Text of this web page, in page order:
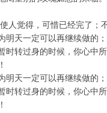
人觉得，可惜已经完了；
明天一定可以再继续做的
时转过身的时候，你心中
明天一定可以再继续做的
时转过身的时候，你心中